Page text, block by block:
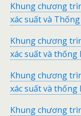
Khung chương
xác suất và
Khung chương
xác suất và thống
Khung chương
xác suất và thống
Khung chương